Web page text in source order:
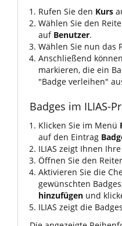
Rufen Sie den Kurs
Wählen Sie den
auf Benutzer.
Wählen Sie nun das
Anschließend
markieren, die ein
"Badge verleihen"
Badges im ILIAS-
Klicken Sie im Menü
auf den Eintrag
ILIAS zeigt Ihnen
Öffnen Sie den Reiter
Aktivieren Sie die
gewünschten
hinzufügen und
ILIAS zeigt die